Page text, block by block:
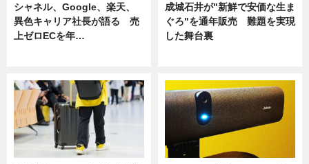
シャネル、Google、楽天、
異色キャリア社長が語る 売
上ゼロECを年…
成城石井が"新鮮で安価な生ま
ぐろ"を通年販売 難題を実現
した舞台裏